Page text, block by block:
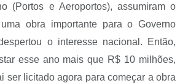
(Portos e Aeroportos), assumiram o
obra importante para o Governo
o interesse nacional. Então,
esse ano mais que R$ 10 milhões,
ser licitado agora para começar a obra